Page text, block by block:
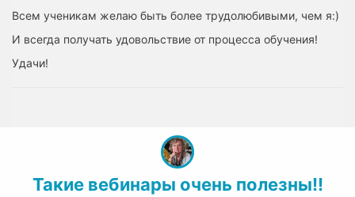
Всем ученикам желаю быть более трудолюбивыми, чем я:)
И всегда получать удовольствие от процесса обучения!
Удачи!
Такие вебинары очень полезны!!